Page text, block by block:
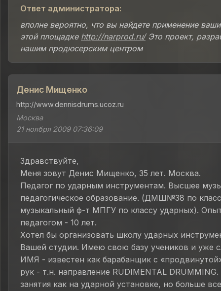
Ответ администратора:
вполне вероятно, что вы найдете применение
этой площадке http://narprod.ru/Это проект,
нашим продюсерским центром
Денис Мищенко
http://www.dennisdrums.ucoz.ru
Москва
21 ноября 2009 07:36:09
Здравствуйте,
Меня зовут Денис Мищенко, 35 лет. Москва.
Педагог по ударным инструментам. Высшее
педагогическое образование. (ДМШ№38 по
музыкальный ф-т МПГУ по классу ударных).
педагогом - 10 лет.
Хотел бы организовать школу ударных
Вашей студии. Имею свою базу учеников и уже
ИМЯ - известен как барабанщик с
рук - т.н. направление RUDIMENTAL
занятия как на ударной установке, но больше